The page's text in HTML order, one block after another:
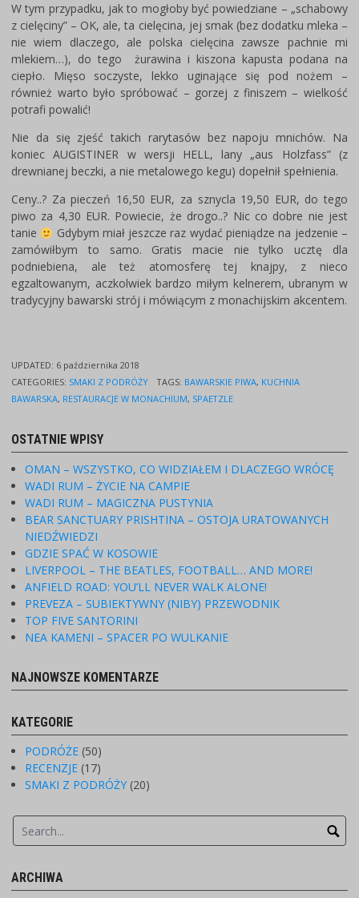
W tym przypadku, jak to mogłoby być powiedziane – „schabowy
z cielęciny” – OK, ale, ta cielęcina, jej smak (bez dodatku mleka –
nie wiem dlaczego, ale polska cielęcina zawsze pachnie mi
mlekiem…), do tego żurawina i kiszona kapusta podana na
ciepło. Mięso soczyste, lekko uginające się pod nożem –
również warto było spróbować – gorzej z finiszem – wielkość
potrafi powalić!
Nie da się zjeść takich rarytasów bez napoju mnichów. Na
koniec AUGISTINER w wersji HELL, lany „aus Holzfass” (z
drewnianej beczki, a nie metalowego kegu) dopełnił spełnienia.
Ceny..? Za pieczeń 16,50 EUR, za sznycla 19,50 EUR, do tego
piwo za 4,30 EUR. Powiecie, że drogo..? Nic co dobre nie jest
tanie
Gdybym miał jeszcze raz wydać pieniądze na jedzenie –
zamówiłbym to samo. Gratis macie nie tylko ucztę dla
podniebiena, ale też atomosferę tej knajpy, z nieco
egzaltowanym, aczkolwiek bardzo miłym kelnerem, ubranym w
tradycyjny bawarski strój i mówiącym z monachijskim akcentem.
UPDATED: 6 października 2018
CATEGORIES: SMAKI Z PODRÓŻY TAGS: BAWARSKIE PIWA, KUCHNIA
BAWARSKA, RESTAURACJE W MONACHIUM, SPAETZLE
OSTATNIE WPISY
OMAN – WSZYSTKO, CO WIDZIAŁEM I DLACZEGO WRÓCĘ
WADI RUM – ŻYCIE NA CAMPIE
WADI RUM – MAGICZNA PUSTYNIA
BEAR SANCTUARY PRISHTINA – OSTOJA URATOWANYCH
NIEDŹWIEDZI
GDZIE SPAĆ W KOSOWIE
LIVERPOOL – THE BEATLES, FOOTBALL… AND MORE!
ANFIELD ROAD: YOU’LL NEVER WALK ALONE!
PREVEZA – SUBIEKTYWNY (NIBY) PRZEWODNIK
TOP FIVE SANTORINI
NEA KAMENI – SPACER PO WULKANIE
NAJNOWSZE KOMENTARZE
KATEGORIE
PODRÓŻE(50)
RECENZJE(17)
SMAKI Z PODRÓŻY(20)
ARCHIWA